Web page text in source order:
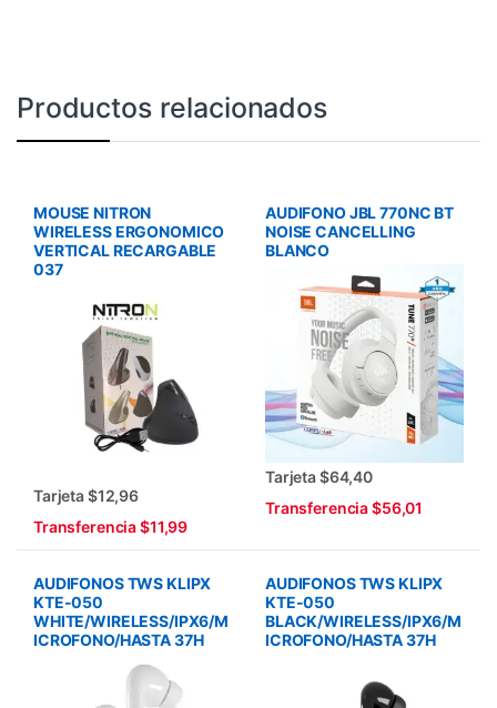
Productos relacionados
MOUSE NITRON
WIRELESS ERGONOMICO
VERTICAL RECARGABLE
037
Tarjeta $12,96
Transferencia $11,99
AUDIFONO JBL 770NC BT
NOISE CANCELLING
BLANCO
Tarjeta $64,40
Transferencia $56,01
AUDIFONOS TWS KLIPX
KTE-050
WHITE/WIRELESS/IPX6/M
ICROFONO/HASTA 37H
AUDIFONOS TWS KLIPX
KTE-050
BLACK/WIRELESS/IPX6/M
ICROFONO/HASTA 37H